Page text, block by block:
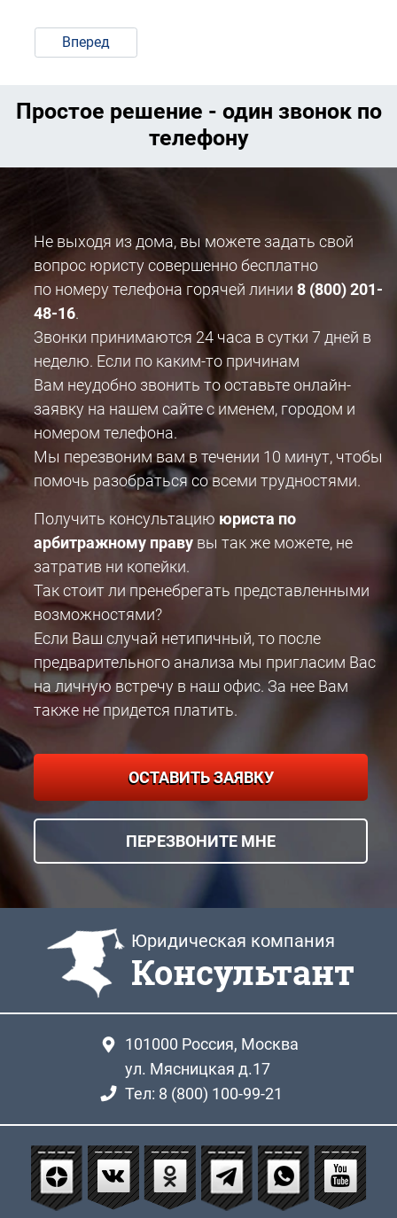
Вперед
Простое решение - один звонок по
телефону
Не выходя из дома, вы можете задать свой
вопрос юристу совершенно бесплатно
по номеру телефона горячей линии 8 (800) 201-
48-16.
Звонки принимаются 24 часа в сутки 7 дней в
неделю. Если по каким-то причинам
Вам неудобно звонить то оставьте онлайн-
заявку на нашем сайте с именем, городом и
номером телефона.
Мы перезвоним вам в течении 10 минут, чтобы
помочь разобраться со всеми трудностями.
Получить консультацию юриста по
арбитражному праву вы так же можете, не
затратив ни копейки.
Так стоит ли пренебрегать представленными
возможностями?
Если Ваш случай нетипичный, то после
предварительного анализа мы пригласим Вас
на личную встречу в наш офис. За нее Вам
также не придется платить.
ОСТАВИТЬ ЗАЯВКУ
ПЕРЕЗВОНИТЕ МНЕ
Юридическая компания
Консультант
101000 Россия, Москва
ул. Мясницкая д.17
Тел: 8 (800) 100-99-21